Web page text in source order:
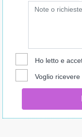
Ho letto e
Voglio